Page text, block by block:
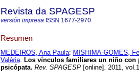
Revista da SPAGESP
versión impresa ISSN 1677-2970
Resumen
MEDEIROS, Ana Paula; MISHIMA-GOMES,
Valéria. Los vínculos familiares un niño con
psicópata. Rev. SPAGESP [online]. 2011,